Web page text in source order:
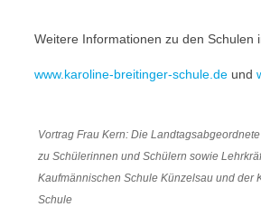
Weitere Informationen zu den Schulen
www.karoline-breitinger-schule.de und
Vortrag Frau Kern: Die
zu Schülerinnen und Schülern sowie
Kaufmännischen Schule Künzelsau und der
Schule